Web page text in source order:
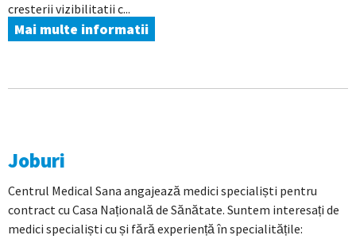
cresterii vizibilitatii c...
Mai multe informatii
Joburi
Centrul Medical Sana angajează medici specialiști pentru
contract cu Casa Națională de Sănătate. Suntem interesați de
medici specialiști cu și fără experiență în specialitățile: